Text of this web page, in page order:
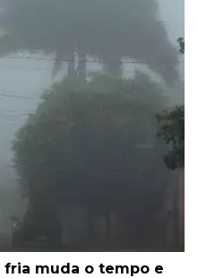
muda o tempo e